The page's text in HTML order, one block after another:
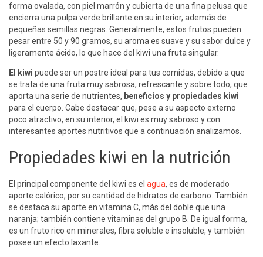
forma ovalada, con piel marrón y cubierta de una fina pelusa que
encierra una pulpa verde brillante en su interior, además de
pequeñas semillas negras. Generalmente, estos frutos pueden
pesar entre 50 y 90 gramos, su aroma es suave y su sabor dulce y
ligeramente ácido, lo que hace del kiwi una fruta singular.
El kiwi puede ser un postre ideal para tus comidas, debido a que
se trata de una fruta muy sabrosa, refrescante y sobre todo, que
aporta una serie de nutrientes, beneficios y propiedades kiwi
para el cuerpo. Cabe destacar que, pese a su aspecto externo
poco atractivo, en su interior, el kiwi es muy sabroso y con
interesantes aportes nutritivos que a continuación analizamos.
Propiedades kiwi en la nutrición
El principal componente del kiwi es el agua, es de moderado
aporte calórico, por su cantidad de hidratos de carbono. También
se destaca su aporte en vitamina C, más del doble que una
naranja; también contiene vitaminas del grupo B. De igual forma,
es un fruto rico en minerales, fibra soluble e insoluble, y también
posee un efecto laxante.